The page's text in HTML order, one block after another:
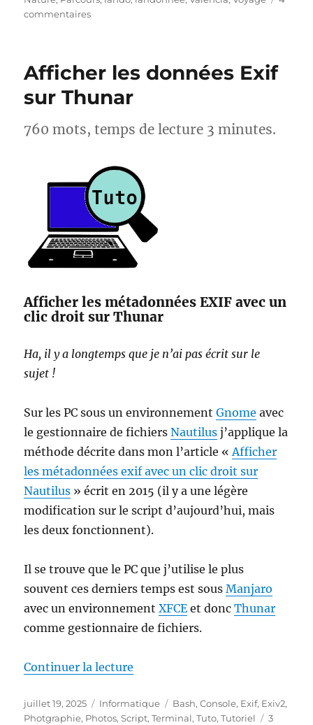
commentairessur
du
–
sportive
Afficher les données Exif
sur Thunar
760 mots, temps de lecture 3 minutes.
Afficher les métadonnées EXIF avec un
clic droit sur Thunar
Ha, il y a longtemps que je n’ai pas écrit sur le
sujet !
Sur les PC sous un environnementGnome avec
le gestionnaire de fichiersNautilus j’applique la
méthode décrite dans mon l’article « Afficher
les métadonnées exif avec un clic droit sur
Nautilus » écrit en 2015 (il y a une légère
modification sur le script d’aujourd’hui, mais
les deux fonctionnent).
Il se trouve que le PC que j’utilise le plus
souvent ces derniers temps est sousManjaro
avec un environnementXFCE et doncThunar
comme gestionnaire de fichiers.
Continuer la lecture
Publié
le
juillet 19, 2025 Catégories
Informatique Étiquettes
Bash,Console, Exif, Exiv2,
Photgraphie, Photos,Script,Terminal,Tuto,Tutoriel
3